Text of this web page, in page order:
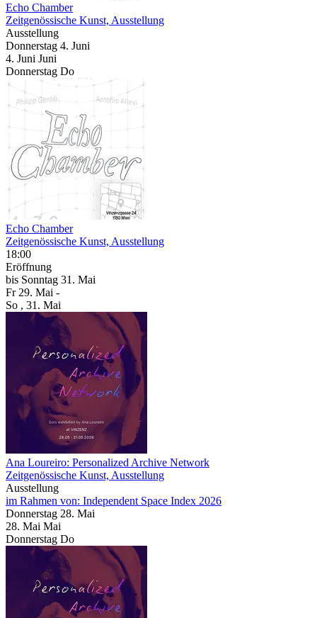
Echo Chamber
Zeitgenössische Kunst, Ausstellung
Ausstellung
Donnerstag 4. Juni
4. Juni Juni
Donnerstag Do
Echo Chamber
Zeitgenössische Kunst, Ausstellung
18:00
Eröffnung
bis Sonntag 31. Mai
Fr 29. Mai -
So , 31. Mai
Ana Loureiro: Personalized Archive Network
Zeitgenössische Kunst, Ausstellung
Ausstellung
im Rahmen von: Independent Space Index 2026
Donnerstag 28. Mai
28. Mai Mai
Donnerstag Do